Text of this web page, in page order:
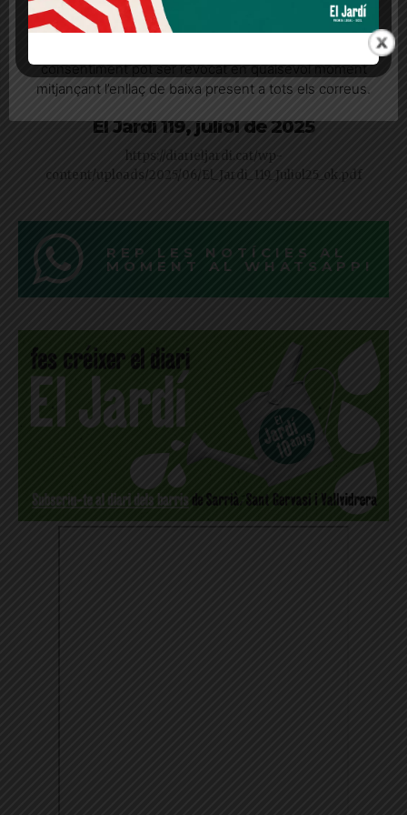
El Jardí 119, juliol de 2025
https://diarieljardi.cat/wp-
content/uploads/2025/06/El_Jardi_119_Juliol25_ok.pdf
REP LES NOTÍCIES AL
MOMENT AL WHATSAPP!
Quan l’usuari crea un compte al Diari el Jardí, dona el
seu consentiment explícit per rebre comunicacions
consentiment pot ser revocat en qualsevol moment
mitjançant l’enllaç de baixa present a tots els correus.